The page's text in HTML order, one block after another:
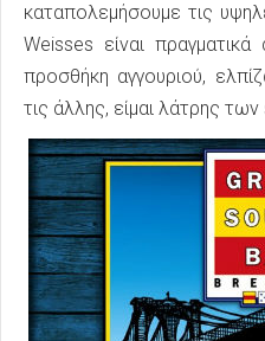
καταπολεμήσουμε τις
Weisses είναι
προσθήκη αγγουριού,
τις άλλης, είμαι λάτρης των